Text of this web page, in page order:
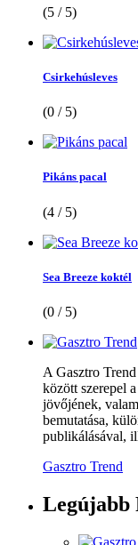
(5 / 5)
Csirkehúsleves
(0 / 5)
Pikáns pacal
(4 / 5)
Sea Breeze koktél
(0 / 5)
A Gasztro
között szerepel
jövőjének,
bemutatása,
publikálásával,
Gasztro Trend
Legújabb